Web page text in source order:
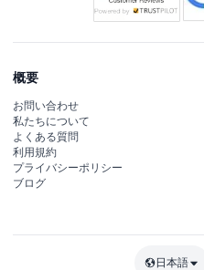
概要
お問い合わせ
私たちについて
よくある質問
利用規約
プライバシーポリシー
ブログ
日本語